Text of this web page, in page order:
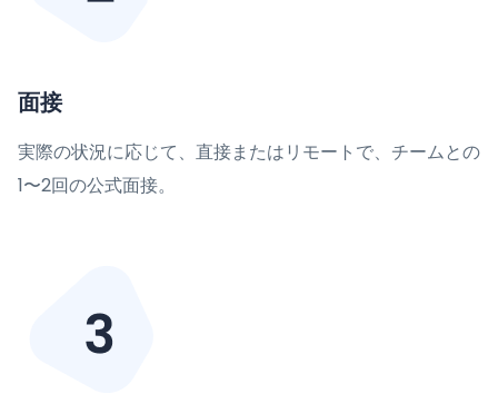
面接
実際の状況に応じて、直接またはリモートで、チームとの
1〜2回の公式面接。